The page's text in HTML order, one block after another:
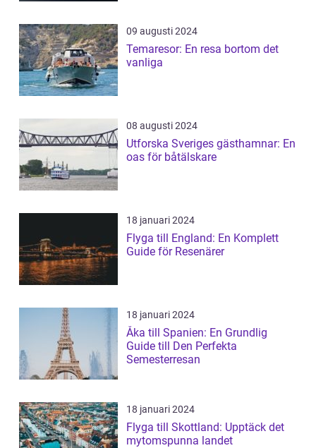
09 augusti 2024
Temaresor: En resa bortom det
vanliga
08 augusti 2024
Utforska Sveriges gästhamnar: En
oas för båtälskare
18 januari 2024
Flyga till England: En Komplett
Guide för Resenärer
18 januari 2024
Åka till Spanien: En Grundlig
Guide till Den Perfekta
Semesterresan
18 januari 2024
Flyga till Skottland: Upptäck det
mytomspunna landet